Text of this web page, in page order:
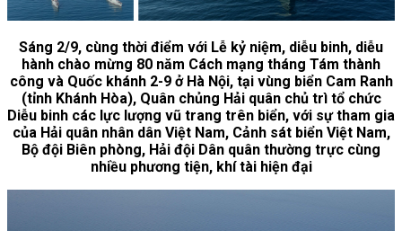
Sáng 2/9, cùng thời điểm với Lễ kỷ niệm, diễu binh, diễu
hành chào mừng 80 năm Cách mạng tháng Tám thành
công và Quốc khánh 2-9 ở Hà Nội, tại vùng biển Cam Ranh
(tỉnh Khánh Hòa), Quân chủng Hải quân chủ trì tổ chức
Diễu binh các lực lượng vũ trang trên biển, với sự tham gia
của Hải quân nhân dân Việt Nam, Cảnh sát biển Việt Nam,
Bộ đội Biên phòng, Hải đội Dân quân thường trực cùng
nhiều phương tiện, khí tài hiện đại